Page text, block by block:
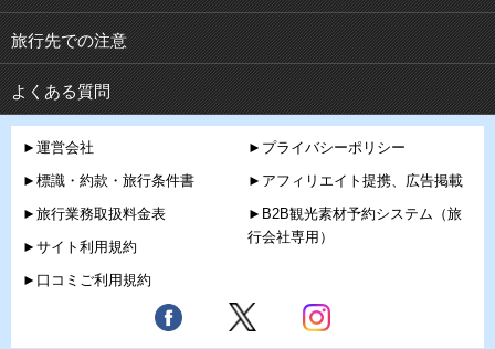
旅行先での注意
よくある質問
►運営会社
►標識・約款・旅行条件書
►旅行業務取扱料金表
►サイト利用規約
►口コミご利用規約
►プライバシーポリシー
►アフィリエイト提携、広告掲載
►B2B観光素材予約システム（旅
行会社専用）